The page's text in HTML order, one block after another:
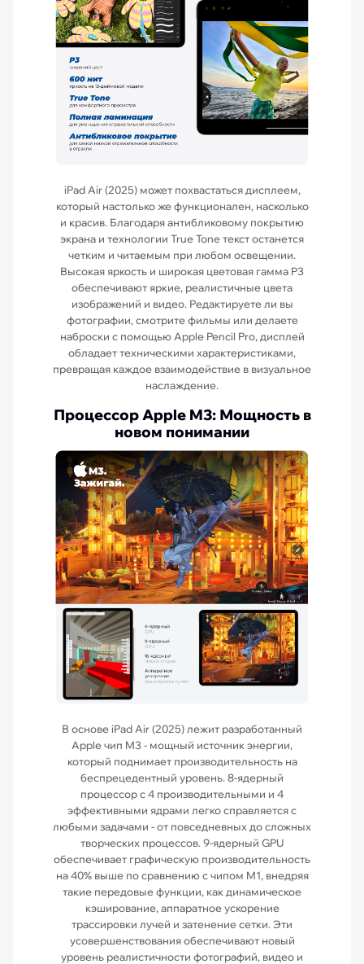
iPad Air (2025) может похвастаться дисплеем,
который настолько же функционален, насколько
и красив. Благодаря антибликовому покрытию
экрана и технологии True Tone текст останется
четким и читаемым при любом освещении.
Высокая яркость и широкая цветовая гамма P3
обеспечивают яркие, реалистичные цвета
изображений и видео. Редактируете ли вы
фотографии, смотрите фильмы или делаете
наброски с помощью Apple Pencil Pro, дисплей
обладает техническими характеристиками,
превращая каждое взаимодействие в визуальное
наслаждение.
Процессор Apple M3: Мощность в
новом понимании
В основе iPad Air (2025) лежит разработанный
Apple чип M3 - мощный источник энергии,
который поднимает производительность на
беспрецедентный уровень. 8-ядерный
процессор с 4 производительными и 4
эффективными ядрами легко справляется с
любыми задачами - от повседневных до сложных
творческих процессов. 9-ядерный GPU
обеспечивает графическую производительность
на 40% выше по сравнению с чипом M1, внедряя
такие передовые функции, как динамическое
кэширование, аппаратное ускорение
трассировки лучей и затенение сетки. Эти
усовершенствования обеспечивают новый
уровень реалистичности фотографий, видео и